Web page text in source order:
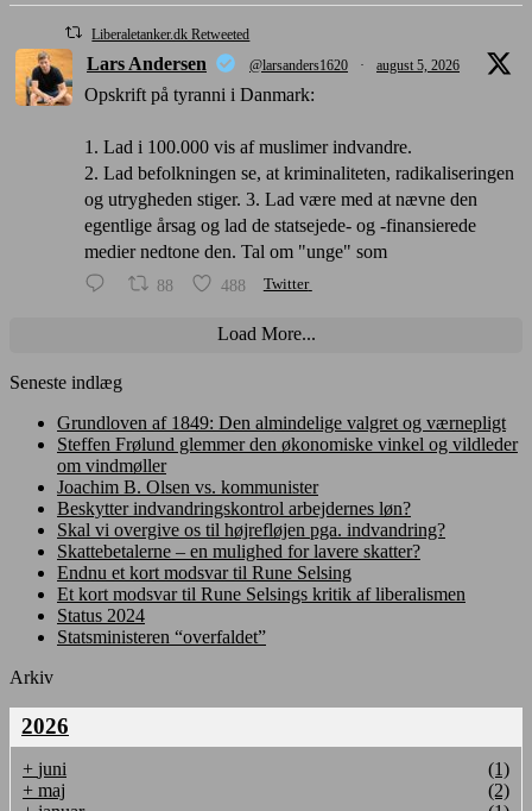
Liberaletanker.dk Retweeted
Lars Andersen @larsanders1620 · august 5, 2026
Opskrift på tyranni i Danmark:
1. Lad i 100.000 vis af muslimer indvandre.
2. Lad befolkningen se, at kriminaliteten, radikaliseringen
og utrygheden stiger. 3. Lad være med at nævne den
egentlige årsag og lad de statsejede- og -finansierede
medier nedtone den. Tal om "unge" som
88 488 Twitter
Load More...
Seneste indlæg
Grundloven af 1849: Den almindelige valgret og værnepligt
Steffen Frølund glemmer den økonomiske vinkel og vildleder
om vindmøller
Joachim B. Olsen vs. kommunister
Beskytter indvandringskontrol arbejdernes løn?
Skal vi overgive os til højrefløjen pga. indvandring?
Skattebetalerne – en mulighed for lavere skatter?
Endnu et kort modsvar til Rune Selsing
Et kort modsvar til Rune Selsings kritik af liberalismen
Status 2024
Statsministeren “overfaldet”
Arkiv
2026
+ juni
(1)
+ maj
(2)